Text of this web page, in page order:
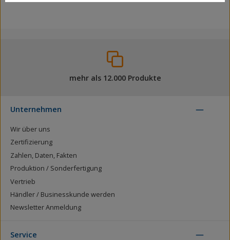
mehr als 12.000 Produkte
Unternehmen
Wir über uns
Zertifizierung
Zahlen, Daten, Fakten
Produktion / Sonderfertigung
Vertrieb
Händler / Businesskunde werden
Newsletter Anmeldung
Service